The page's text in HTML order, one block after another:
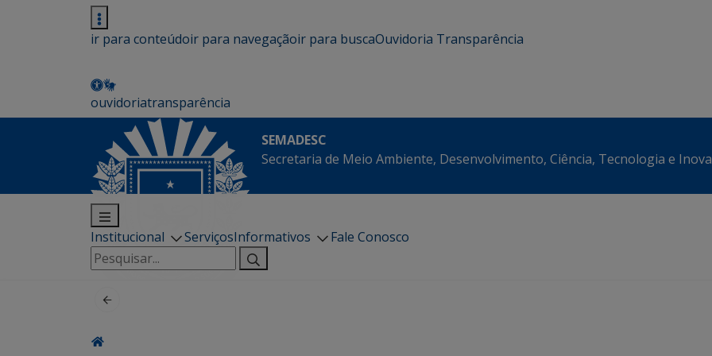
ir para conteúdoir para navegaçãoir para buscaOuvidoria Transparência
ouvidoriatransparência
SEMADESC
Secretaria de Meio Ambiente, Desenvolvimento, Ciência, Tecnologia e
Institucional ServiçosInformativos
Fale Conosco
Pesquisar
por: